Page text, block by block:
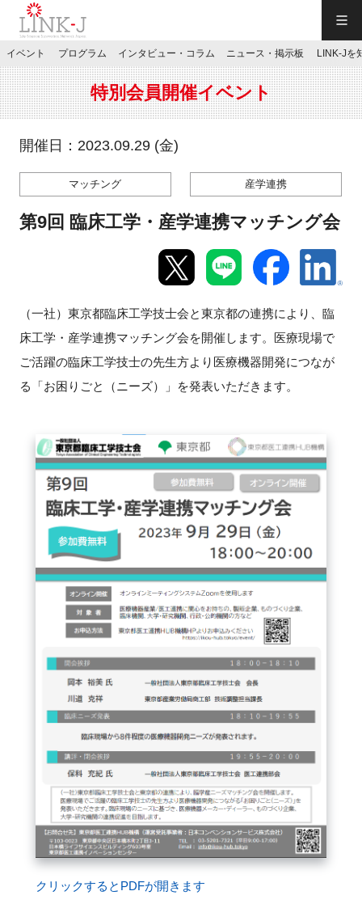
JP／EN
特別会員専用メニュー
マイページ
新規登録
プログラム
インタビュー・コラム
ニュース・掲示板
LINK-Jを知る
施設・アクセス
イベントお知らせメール登録
イベント プログラム インタビュー・コラム ニュース・掲示板 LINK-Jを
特別会員開催イベント
開催日：2023.09.29 (金)
マッチング 産学連携
第9回 臨床工学・産学連携マッチング会
（一社）東京都臨床工学技士会と東京都の連携により、臨
床工学・産学連携マッチング会を開催します。 医療現場で
ご活躍の臨床工学技士の先生方より医療機器開発につなが
る「お困りごと（ニーズ）」を発表いただきます。
クリックするとPDFが開きます